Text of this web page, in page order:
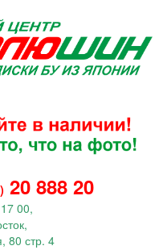
20 888 20
00,
80 стр. 4